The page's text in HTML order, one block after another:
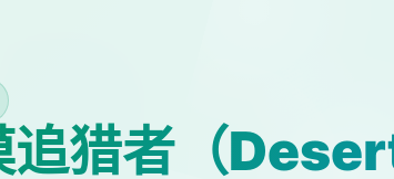
追猎者（